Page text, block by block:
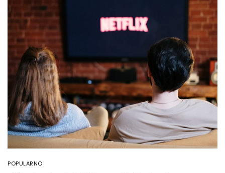
POPULARNO